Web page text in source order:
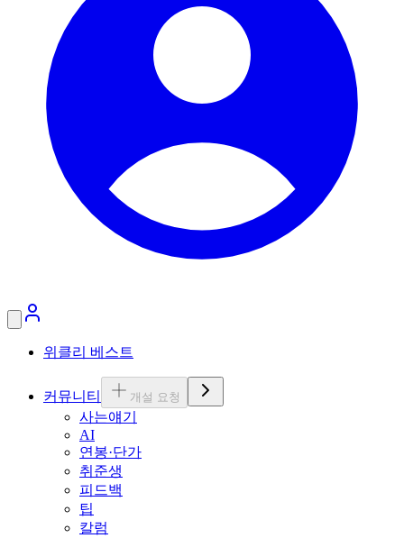
위클리 베스트
커뮤니티 개설 요청
사는얘기
AI
연봉·단가
취준생
피드백
팁
칼럼